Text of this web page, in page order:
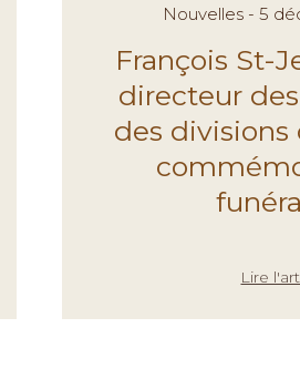
Nouvelles - 5
François St-
directeur
des
Lire